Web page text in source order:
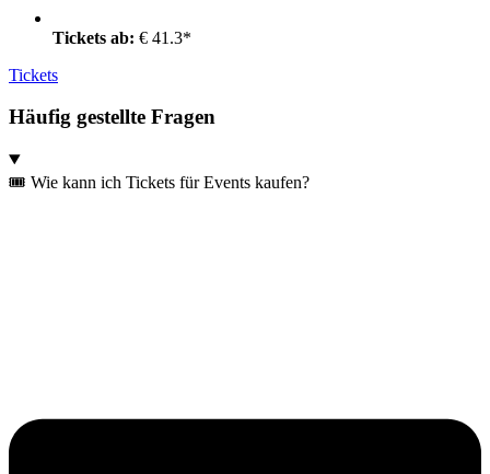
Tickets ab: € 41.3*
Tickets
Häufig gestellte Fragen
🎟️ Wie kann ich Tickets für Events kaufen?